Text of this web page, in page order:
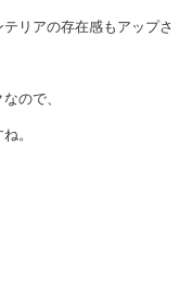
リアの存在感もアップさ
ので、
。